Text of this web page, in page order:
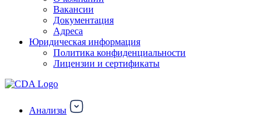
Вакансии
Документация
Адреса
Юридическая информация
Политика конфиденциальности
Лицензии и сертификаты
Анализы